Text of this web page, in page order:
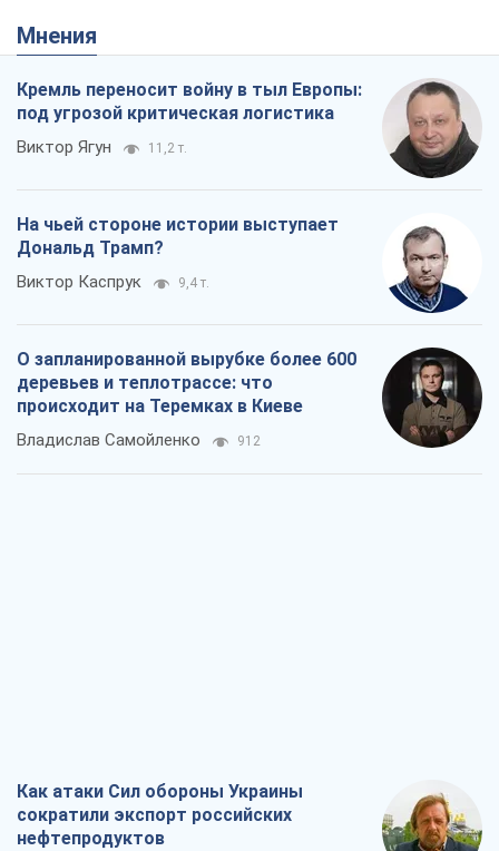
Мнения
Кремль переносит войну в тыл Европы:
под угрозой критическая логистика
Виктор Ягун 11,2 т.
На чьей стороне истории выступает
Дональд Трамп?
Виктор Каспрук 9,4 т.
О запланированной вырубке более 600
деревьев и теплотрассе: что
происходит на Теремках в Киеве
Владислав Самойленко 912
Как атаки Сил обороны Украины
сократили экспорт российских
нефтепродуктов